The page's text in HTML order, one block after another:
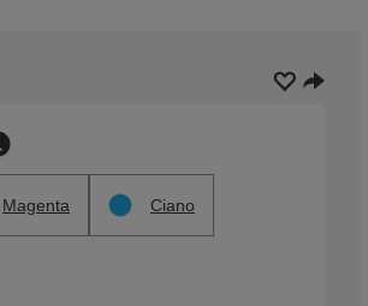
Magenta Ciano